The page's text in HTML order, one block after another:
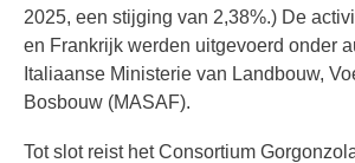
2025, een stijging van 2,38%.) De
en Frankrijk werden uitgevoerd onder
Italiaanse Ministerie van Landbouw,
Bosbouw (MASAF).
Tot slot reist het Consortium